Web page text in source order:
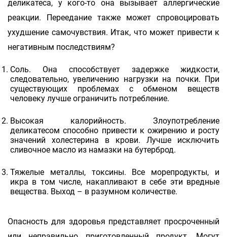
деликатеса, у кого-то она вызывает аллергические
реакции. Переедание также может спровоцировать
ухудшение самочувствия. Итак, что может привести к
негативным последствиям?
Соль. Она способствует задержке жидкости,
следовательно, увеличению нагрузки на почки. При
существующих проблемах с обменом веществ
человеку лучше ограничить потребление.
Высокая калорийность. Злоупотребление
деликатесом способно привести к ожирению и росту
значений холестерина в крови. Лучше исключить
сливочное масло из намазки на бутерброд.
Тяжелые металлы, токсины. Все морепродукты, и
икра в том числе, накапливают в себе эти вредные
вещества. Выход – в разумном количестве.
Опасность для здоровья представляет просроченный